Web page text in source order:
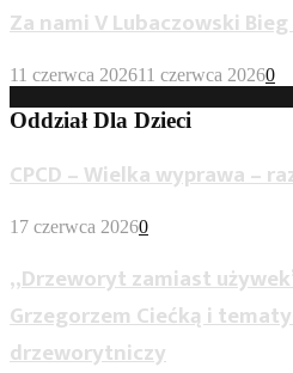
Za nami V Lubaczowski
11 czerwca 202611 czerwca 20260
Oddział Dla Dzieci
CPCD – Wielka wyprawa –
17 czerwca 20260
„Drzeworyt zamiast
Grzegorzem Ciećką i
drzeworytniczy